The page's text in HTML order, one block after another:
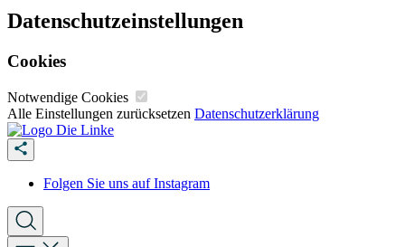
Datenschutzeinstellungen
Cookies
Notwendige Cookies
Alle Einstellungen zurücksetzen Datenschutzerklärung
Folgen Sie uns auf Instagram